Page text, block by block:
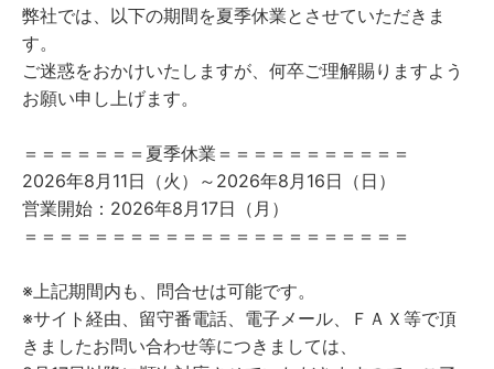
弊社では、以下の期間を夏季休業とさせていただきま
す。
ご迷惑をおかけいたしますが、何卒ご理解賜りますよう
お願い申し上げます。
＝＝＝＝＝＝＝夏季休業＝＝＝＝＝＝＝＝＝＝＝
2026年8月11日（火）～2026年8月16日（日）
営業開始：2026年8月17日（月）
＝＝＝＝＝＝＝＝＝＝＝＝＝＝＝＝＝＝＝＝＝＝
※上記期間内も、問合せは可能です。
※サイト経由、留守番電話、電子メール、ＦＡＸ等で頂
きましたお問い合わせ等につきましては、